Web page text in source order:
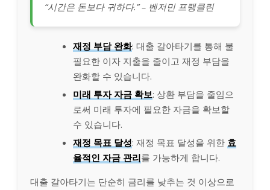
“시간은 돈보다 귀하다.” – 벤저민 프랭클린
재정 부담 완화: 대출 갈아타기를 통해 불
필요한 이자 지출을 줄이고 재정 부담을
완화할 수 있습니다.
미래 투자 자금 확보: 상환 부담을 줄임으
로써 미래 투자에 필요한 자금을 확보할
수 있습니다.
재정 목표 달성: 재정 목표 달성을 위한 효
율적인 자금 관리를 가능하게 합니다.
대출 갈아타기는 단순히 금리를 낮추는 것 이상으로